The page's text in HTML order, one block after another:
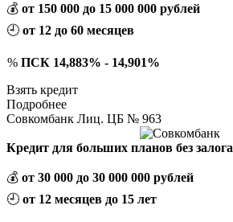
💰 от 150 000 до 15 000 000 рублей
🕘 от 12 до 60 месяцев
% ПСК 14,883% - 14,901%
Взять кредит
Подробнее
Совкомбанк Лиц. ЦБ № 963
Кредит для больших планов без залога
💰 от 30 000 до 30 000 000 рублей
🕘 от 12 месяцев до 15 лет